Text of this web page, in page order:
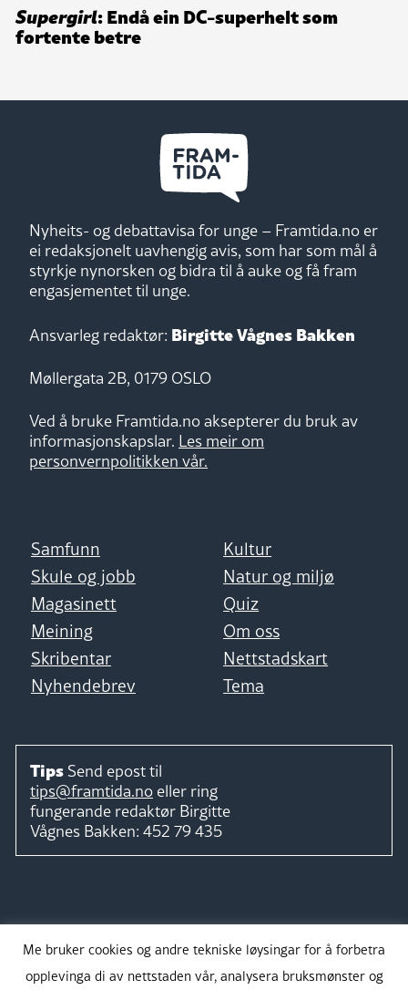
Supergirl: Endå ein DC-superhelt som
fortente betre
Nyheits- og debattavisa for unge – Framtida.no er
ei redaksjonelt uavhengig avis, som har som mål å
styrkje nynorsken og bidra til å auke og få fram
engasjementet til unge.
Ansvarleg redaktør: Birgitte Vågnes Bakken
Møllergata 2B, 0179 OSLO
Ved å bruke Framtida.no aksepterer du bruk av
informasjonskapslar. Les meir om
personvernpolitikken vår.
Samfunn
Kultur
Skule og jobb
Natur og miljø
Magasinett
Quiz
Meining
Om oss
Skribentar
Nettstadskart
Nyhendebrev
Tema
Tips Send epost til
tips@framtida.no eller ring
fungerande redaktør Birgitte
Vågnes Bakken: 452 79 435
Me bruker cookies og andre tekniske løysingar for å forbetra
opplevinga di av nettstaden vår, analysera bruksmønster og